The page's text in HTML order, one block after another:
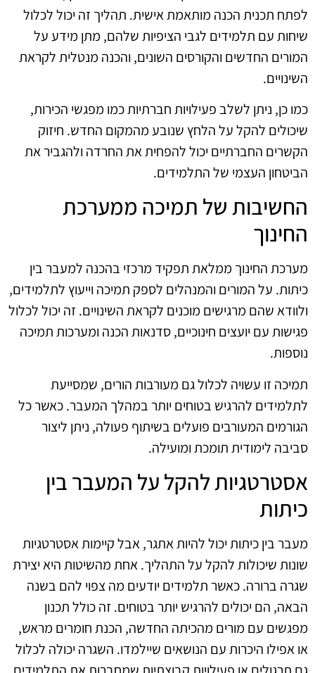
לפתח תכנית הכנה מותאמת אישית. תהליך זה יכול לכלול
שיחות עם תלמידים לגבי הציפיות שלהם, מתן מידע על
המורים החדשים והקורסים השונים, והכנה מנטלית לקראת
השינויים.
כמו כן, ניתן לשלב פעילויות חברתיות כמו מפגשי הכירות,
שיכולים להקל על הלחץ שנובע מהמקום החדש. חיזוק
הקשרים החברתיים יכול להפחית את החרדה ולהגביר את
הביטחון העצמי של התלמידים.
החשיבות של תמיכה ממערכת
החינוך
מערכת החינוך ממלאת תפקיד מרכזי בהכנה למעבר בין
כיתות. על המורים והמנהלים לספק תמיכה וייעוץ לתלמידים,
ולוודא שהם מרגישים מוכנים לקראת השינויים. זה יכול לכלול
פגישות עם יועצים חינוכיים, סדנאות הכנה ומערכות תמיכה
נוספות.
תמיכה זו עשויה לכלול גם מעורבות הורים, שמסייעת
לתלמידים להרגיש בטוחים יותר במהלך המעבר. כאשר כל
הגורמים המעורבים פועלים בשיתוף פעולה, ניתן ליצור
סביבה לימודית תומכת ומועילה.
אסטרטגיות להקל על המעבר בין
כיתות
מעבר בין כיתות יכול להיות אתגר, אבל קיימות אסטרטגיות
שונות שיכולות להקל על התהליך. אחת מהשיטות היא יצירת
שגרה ברורה. כאשר תלמידים יודעים מה צפוי להם בשנה
הבאה, הם יכולים להרגיש יותר בטוחים. זה כולל תכנון
מפגשים עם מורים מהכיתה החדשה, הכנת חומרים מראש,
או אפילו היכרות עם הנושאים שיילמדו. השגרה יכולה לכלול